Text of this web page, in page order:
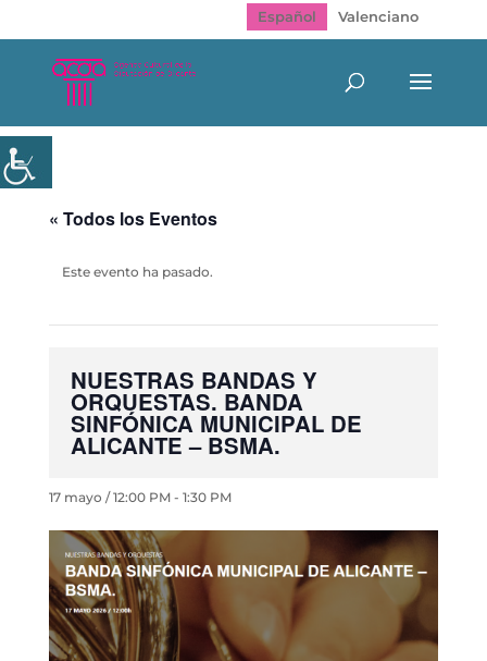
Español Valenciano
« Todos los Eventos
Este evento ha pasado.
NUESTRAS BANDAS Y
ORQUESTAS. BANDA
SINFÓNICA MUNICIPAL DE
ALICANTE – BSMA.
17 mayo / 12:00 PM- 1:30 PM